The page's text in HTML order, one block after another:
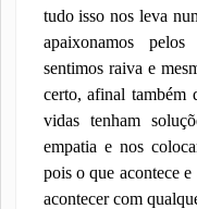
tudo isso nos leva
apaixonamos pelos
sentimos raiva e
certo, afinal também
vidas tenham
empatia e nos
pois o que acontece
acontecer com